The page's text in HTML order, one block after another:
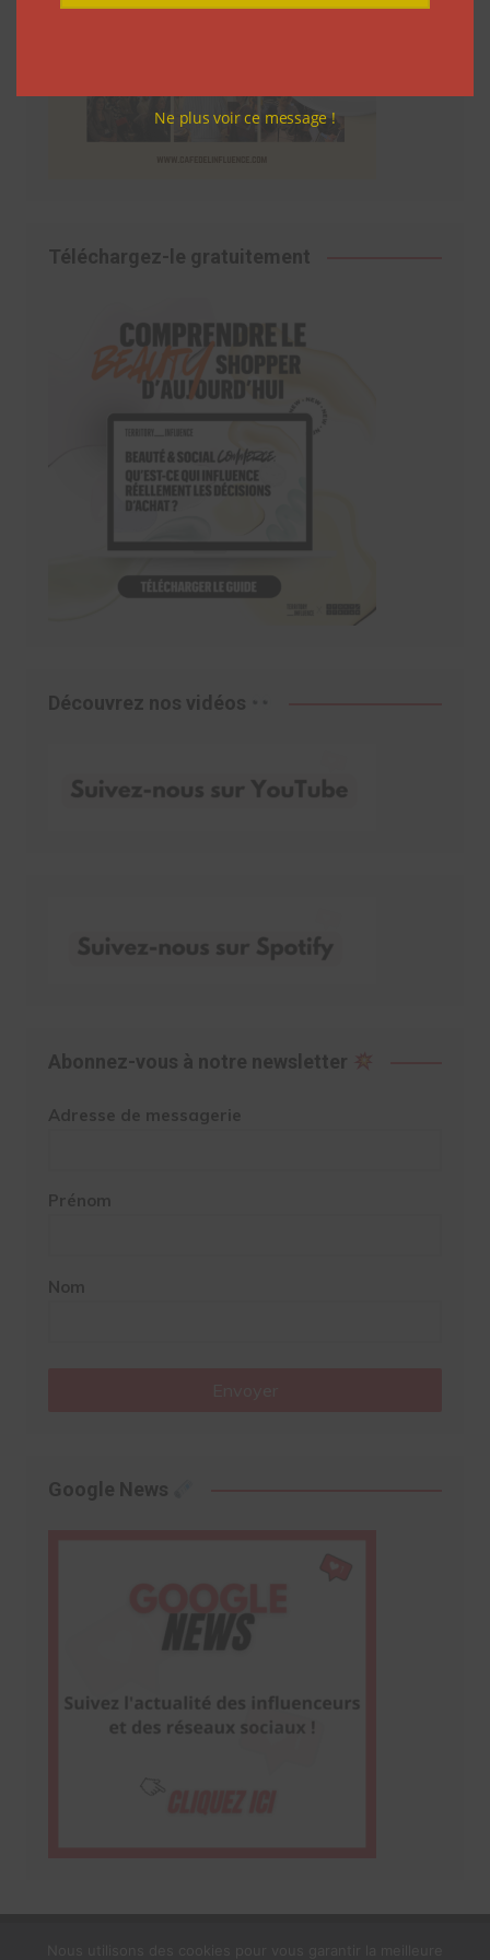
Téléchargez-le gratuitement
Découvrez nos vidéos
Abonnez-vous à notre newsletter
Adresse de messagerie
Prénom
Nom
Google News
Ne plus voir ce message !